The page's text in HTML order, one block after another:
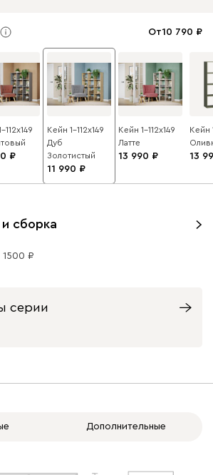
От10 790
112x149
Кейн 1-112x149
Дуб
Золотистый
11 990
Кейн 1-112x149
Латте
13 990
Кейн
13
сборка
1500
серии
Дополнительные